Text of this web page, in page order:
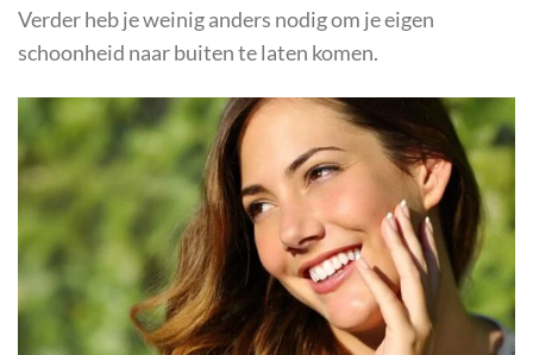
Verder heb je weinig anders nodig om je eigen
schoonheid naar buiten te laten komen.